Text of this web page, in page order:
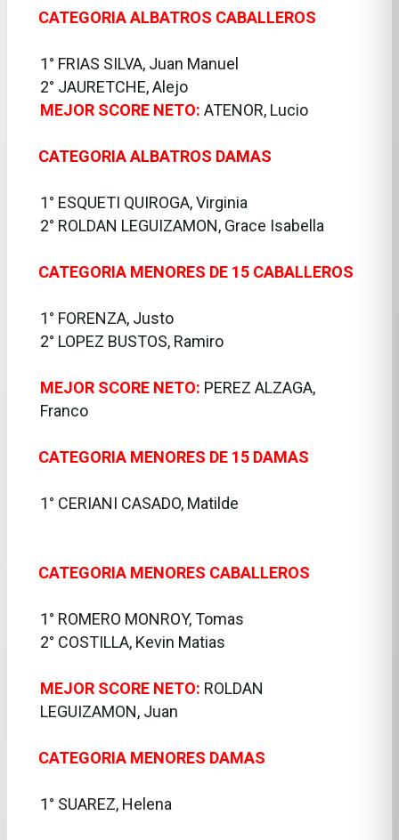
CATEGORIA ALBATROS CABALLEROS
1° FRIAS SILVA, Juan Manuel
2° JAURETCHE, Alejo
MEJOR SCORE NETO: ATENOR, Lucio
CATEGORIA ALBATROS DAMAS
1° ESQUETI QUIROGA, Virginia
2° ROLDAN LEGUIZAMON, Grace Isabella
CATEGORIA MENORES DE 15 CABALLEROS
1° FORENZA, Justo
2° LOPEZ BUSTOS, Ramiro
MEJOR SCORE NETO: PEREZ ALZAGA,
Franco
CATEGORIA MENORES DE 15 DAMAS
1° CERIANI CASADO, Matilde
CATEGORIA MENORES CABALLEROS
1° ROMERO MONROY, Tomas
2° COSTILLA, Kevin Matias
MEJOR SCORE NETO: ROLDAN
LEGUIZAMON, Juan
CATEGORIA MENORES DAMAS
1° SUAREZ, Helena